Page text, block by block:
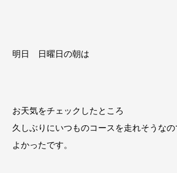
明日 日曜日の朝は
お天気をチェックしたところ
久しぶりにいつものコースを走れそうなの
よかったです。